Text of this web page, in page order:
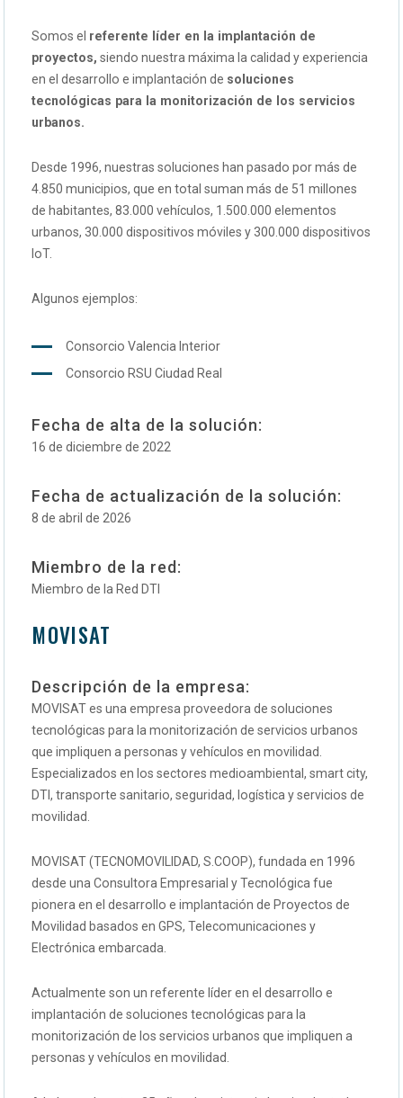
Somos el referente líder en la implantación de
proyectos, siendo nuestra máxima la calidad y experiencia
en el desarrollo e implantación de soluciones
tecnológicas para la monitorización de los servicios
urbanos.
Desde 1996, nuestras soluciones han pasado por más de
4.850 municipios, que en total suman más de 51 millones
de habitantes, 83.000 vehículos, 1.500.000 elementos
urbanos, 30.000 dispositivos móviles y 300.000 dispositivos
IoT.
Algunos ejemplos:
Consorcio Valencia Interior
Consorcio RSU Ciudad Real
Fecha de alta de la solución:
16 de diciembre de 2022
Fecha de actualización de la solución:
8 de abril de 2026
Miembro de la red:
Miembro de la Red DTI
MOVISAT
Descripción de la empresa:
MOVISAT es una empresa proveedora de soluciones
tecnológicas para la monitorización de servicios urbanos
que impliquen a personas y vehículos en movilidad.
Especializados en los sectores medioambiental, smart city,
DTI, transporte sanitario, seguridad, logística y servicios de
movilidad.
MOVISAT (TECNOMOVILIDAD, S.COOP), fundada en 1996
desde una Consultora Empresarial y Tecnológica fue
pionera en el desarrollo e implantación de Proyectos de
Movilidad basados en GPS, Telecomunicaciones y
Electrónica embarcada.
Actualmente son un referente líder en el desarrollo e
implantación de soluciones tecnológicas para la
monitorización de los servicios urbanos que impliquen a
personas y vehículos en movilidad.